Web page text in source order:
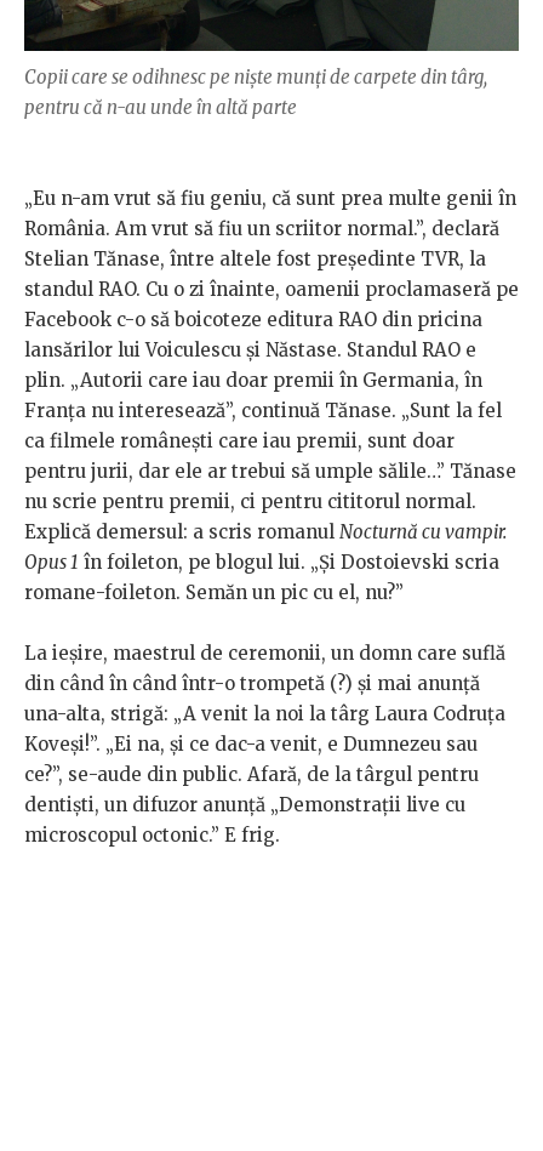
Copii care se odihnesc pe niște munți de carpete din târg,
pentru că n-au unde în altă parte
„Eu n-am vrut să fiu geniu, că sunt prea multe genii în
România. Am vrut să fiu un scriitor normal.”, declară
Stelian Tănase, între altele fost președinte TVR, la
standul RAO. Cu o zi înainte, oamenii proclamaseră pe
Facebook c-o să boicoteze editura RAO din pricina
lansărilor lui Voiculescu și Năstase. Standul RAO e
plin. „Autorii care iau doar premii în Germania, în
Franța nu interesează”, continuă Tănase. „Sunt la fel
ca filmele românești care iau premii, sunt doar
pentru jurii, dar ele ar trebui să umple sălile…” Tănase
nu scrie pentru premii, ci pentru cititorul normal.
Explică demersul: a scris romanul Nocturnă cu vampir.
Opus 1 în foileton, pe blogul lui. „Și Dostoievski scria
romane-foileton. Semăn un pic cu el, nu?”
La ieșire, maestrul de ceremonii, un domn care suflă
din când în când într-o trompetă (?) și mai anunță
una-alta, strigă: „A venit la noi la târg Laura Codruța
Koveși!”. „Ei na, și ce dac-a venit, e Dumnezeu sau
ce?”, se-aude din public. Afară, de la târgul pentru
dentiști, un difuzor anunță „Demonstrații live cu
microscopul octonic.” E frig.